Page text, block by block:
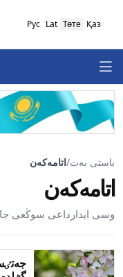
Қаз
Төте
Lat
Рус
باستى بەت/اتامەكەن
اتامەكەن
وسى ايدارداعى سوڭعى